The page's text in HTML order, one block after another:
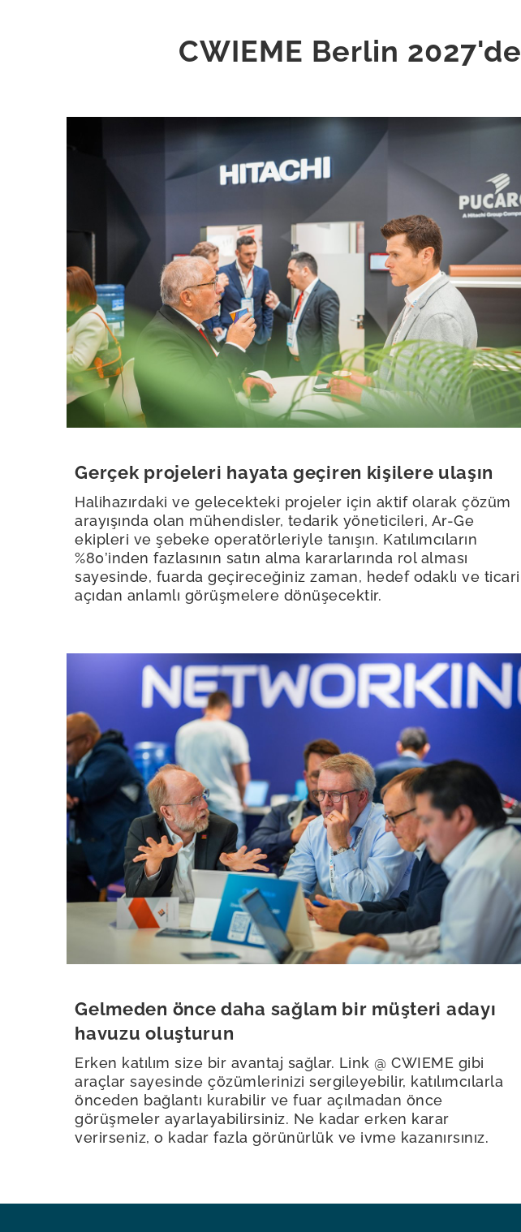
CWIEME Berlin
Gerçek projeleri hayata geçiren kişilere ulaşın
Halihazırdaki ve gelecekteki projeler için aktif olarak çözüm
arayışında olan mühendisler, tedarik yöneticileri, Ar-Ge
ekipleri ve şebeke operatörleriyle tanışın. Katılımcıların
%80’inden fazlasının satın alma kararlarında rol alması
sayesinde, fuarda geçireceğiniz zaman, hedef odaklı ve ticari
açıdan anlamlı görüşmelere dönüşecektir.
Gelmeden önce daha sağlam bir müşteri adayı
havuzu oluşturun
Erken katılım size bir avantaj sağlar. Link @ CWIEME gibi
araçlar sayesinde çözümlerinizi sergileyebilir, katılımcılarla
önceden bağlantı kurabilir ve fuar açılmadan önce
görüşmeler ayarlayabilirsiniz. Ne kadar erken karar
verirseniz, o kadar fazla görünürlük ve ivme kazanırsınız.